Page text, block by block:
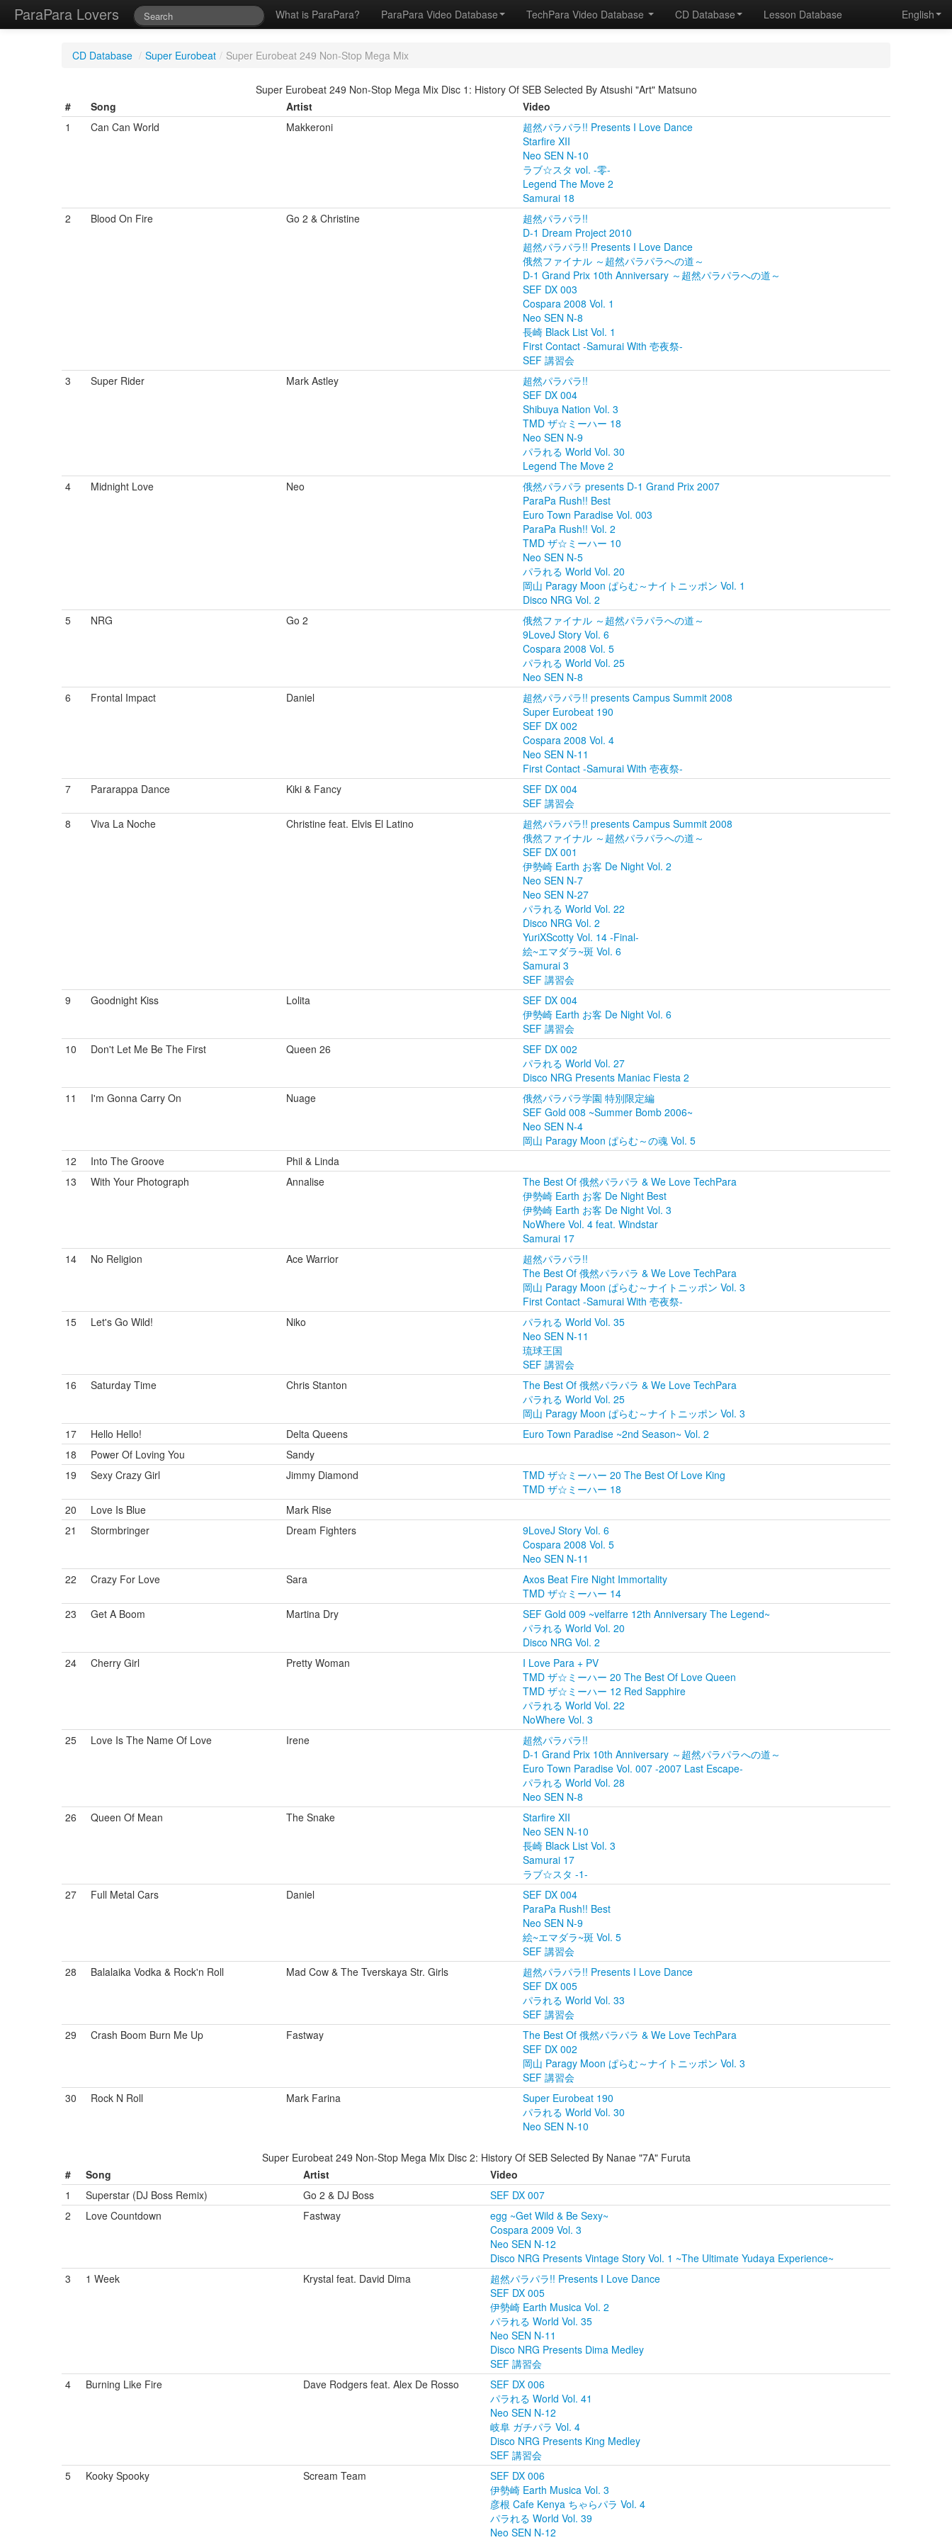
ParaPara Lovers What is ParaPara? ParaPara Video Database TechPara Video Database CD Database Lesson Database English
CD Database / Super Eurobeat / Super Eurobeat 249 Non-Stop Mega Mix
Super Eurobeat 249 Non-Stop Mega Mix Disc 1: History Of SEB Selected By Atsushi "Art" Matsuno
#
Song Artist
Video
1
Can Can World Makkeroni
超然パラパラ!! Presents I Love Dance
Starfire XII
Neo SEN N-10
ラブ☆スタ vol. -零-
Legend The Move 2
Samurai 18
2
Blood On Fire Go 2 & Christine
超然パラパラ!!
D-1 Dream Project 2010
超然パラパラ!! Presents I Love Dance
俄然ファイナル ～超然パラパラへの道～
D-1 Grand Prix 10th Anniversary ～超然パラパラへの道～
SEF DX 003
Cospara 2008 Vol. 1
Neo SEN N-8
長崎 Black List Vol. 1
First Contact -Samurai With 壱夜祭-
SEF 講習会
3
Super Rider Mark Astley
超然パラパラ!!
SEF DX 004
Shibuya Nation Vol. 3
TMD ザ☆ミーハー 18
Neo SEN N-9
パラれる World Vol. 30
Legend The Move 2
4
Midnight Love Neo
俄然パラパラ presents D-1 Grand Prix 2007
ParaPa Rush!! Best
Euro Town Paradise Vol. 003
ParaPa Rush!! Vol. 2
TMD ザ☆ミーハー 10
Neo SEN N-5
パラれる World Vol. 20
岡山 Paragy Moon ぱらむ～ナイトニッポン Vol. 1
Disco NRG Vol. 2
5
NRG Go 2
俄然ファイナル ～超然パラパラへの道～
9LoveJ Story Vol. 6
Cospara 2008 Vol. 5
パラれる World Vol. 25
Neo SEN N-8
6
Frontal Impact Daniel
超然パラパラ!! presents Campus Summit 2008
Super Eurobeat 190
SEF DX 002
Cospara 2008 Vol. 4
Neo SEN N-11
First Contact -Samurai With 壱夜祭-
7
Pararappa Dance Kiki & Fancy
SEF DX 004
SEF 講習会
8
Viva La Noche Christine feat. Elvis El Latino
超然パラパラ!! presents Campus Summit 2008
俄然ファイナル ～超然パラパラへの道～
SEF DX 001
伊勢崎 Earth お客 De Night Vol. 2
Neo SEN N-7
Neo SEN N-27
パラれる World Vol. 22
Disco NRG Vol. 2
YuriXScotty Vol. 14 -Final-
絵~エマダラ~斑 Vol. 6
Samurai 3
SEF 講習会
9
Goodnight Kiss Lolita
SEF DX 004
伊勢崎 Earth お客 De Night Vol. 6
SEF 講習会
10
Don't Let Me Be The First Queen 26
SEF DX 002
パラれる World Vol. 27
Disco NRG Presents Maniac Fiesta 2
11
I'm Gonna Carry On Nuage
俄然パラパラ学園 特別限定編
SEF Gold 008 ~Summer Bomb 2006~
Neo SEN N-4
岡山 Paragy Moon ぱらむ～の魂 Vol. 5
12
Into The Groove
Phil & Linda
13
With Your Photograph Annalise
The Best Of 俄然パラパラ & We Love TechPara
伊勢崎 Earth お客 De Night Best
伊勢崎 Earth お客 De Night Vol. 3
NoWhere Vol. 4 feat. Windstar
Samurai 17
14
No Religion Ace Warrior
超然パラパラ!!
The Best Of 俄然パラパラ & We Love TechPara
岡山 Paragy Moon ぱらむ～ナイトニッポン Vol. 3
First Contact -Samurai With 壱夜祭-
15
Let's Go Wild! Niko
パラれる World Vol. 35
Neo SEN N-11
琉球王国
SEF 講習会
16
Saturday Time Chris Stanton
The Best Of 俄然パラパラ & We Love TechPara
パラれる World Vol. 25
岡山 Paragy Moon ぱらむ～ナイトニッポン Vol. 3
17
Hello Hello! Delta Queens
Euro Town Paradise ~2nd Season~ Vol. 2
18
Power Of Loving You
Sandy
19
Sexy Crazy Girl Jimmy Diamond
TMD ザ☆ミーハー 20 The Best Of Love King
TMD ザ☆ミーハー 18
20
Love Is Blue
Mark Rise
21
Stormbringer Dream Fighters
9LoveJ Story Vol. 6
Cospara 2008 Vol. 5
Neo SEN N-11
22
Crazy For Love Sara
Axos Beat Fire Night Immortality
TMD ザ☆ミーハー 14
23
Get A Boom Martina Dry
SEF Gold 009 ~velfarre 12th Anniversary The Legend~
パラれる World Vol. 20
Disco NRG Vol. 2
24
Cherry Girl Pretty Woman
I Love Para + PV
TMD ザ☆ミーハー 20 The Best Of Love Queen
TMD ザ☆ミーハー 12 Red Sapphire
パラれる World Vol. 22
NoWhere Vol. 3
25
Love Is The Name Of Love Irene
超然パラパラ!!
D-1 Grand Prix 10th Anniversary ～超然パラパラへの道～
Euro Town Paradise Vol. 007 -2007 Last Escape-
パラれる World Vol. 28
Neo SEN N-8
26
Queen Of Mean The Snake
Starfire XII
Neo SEN N-10
長崎 Black List Vol. 3
Samurai 17
ラブ☆スタ -1-
27
Full Metal Cars Daniel
SEF DX 004
ParaPa Rush!! Best
Neo SEN N-9
絵~エマダラ~斑 Vol. 5
SEF 講習会
28
Balalaika Vodka & Rock'n Roll Mad Cow & The Tverskaya Str. Girls
超然パラパラ!! Presents I Love Dance
SEF DX 005
パラれる World Vol. 33
SEF 講習会
29
Crash Boom Burn Me Up Fastway
The Best Of 俄然パラパラ & We Love TechPara
SEF DX 002
岡山 Paragy Moon ぱらむ～ナイトニッポン Vol. 3
SEF 講習会
30
Rock N Roll Mark Farina
Super Eurobeat 190
パラれる World Vol. 30
Neo SEN N-10
Super Eurobeat 249 Non-Stop Mega Mix Disc 2: History Of SEB Selected By Nanae "7A" Furuta
#
Song Artist
Video
1
Superstar (DJ Boss Remix) Go 2 & DJ Boss
SEF DX 007
2
Love Countdown Fastway
egg ~Get Wild & Be Sexy~
Cospara 2009 Vol. 3
Neo SEN N-12
Disco NRG Presents Vintage Story Vol. 1 ~The Ultimate Yudaya Experience~
3
1 Week Krystal feat. David Dima
超然パラパラ!! Presents I Love Dance
SEF DX 005
伊勢崎 Earth Musica Vol. 2
パラれる World Vol. 35
Neo SEN N-11
Disco NRG Presents Dima Medley
SEF 講習会
4
Burning Like Fire Dave Rodgers feat. Alex De Rosso
SEF DX 006
パラれる World Vol. 41
Neo SEN N-12
岐阜 ガチパラ Vol. 4
Disco NRG Presents King Medley
SEF 講習会
5
Kooky Spooky Scream Team
SEF DX 006
伊勢崎 Earth Musica Vol. 3
彦根 Cafe Kenya ちゃらパラ Vol. 4
パラれる World Vol. 39
Neo SEN N-12